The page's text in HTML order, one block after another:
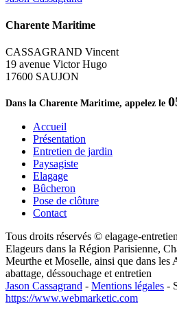
Charente Maritime
CASSAGRAND Vincent
19 avenue Victor Hugo
17600 SAUJON
Dans la Charente Maritime, appelez le
Accueil
Présentation
Entretien de jardin
Paysagiste
Elagage
Bûcheron
Pose de clôture
Contact
Tous droits réservés © elagage-
Elageurs dans la Région Parisienne,
Meurthe et Moselle, ainsi que dans les
abattage, déssouchage et entretien
Jason Cassagrand - Mentions légales -
https://www.webmarketic.com